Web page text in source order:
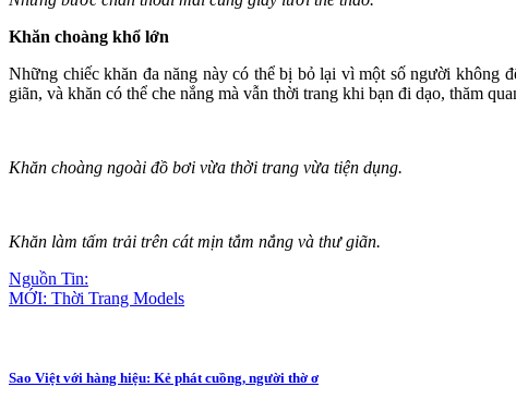
Khăn choàng khổ lớn
Những chiếc khăn đa năng này có thể bị bỏ lại vì một số người không
giãn, và khăn có thể che nắng mà vẫn thời trang khi bạn đi dạo, thăm
Khăn choàng ngoài đồ bơi vừa thời trang vừa tiện dụng.
Khăn làm tấm trải trên cát mịn tắm nắng và thư giãn.
Nguồn Tin:
MỚI: Thời Trang Models
Sao Việt với hàng hiệu: Kẻ phát cuồng, người thờ ơ